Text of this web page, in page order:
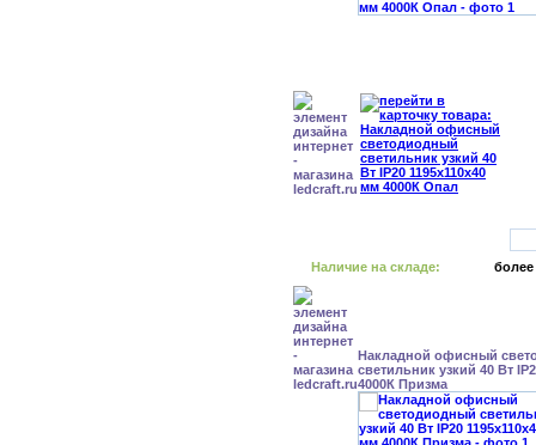
Наличие на складе: более
Накладной офисный
светильник узкий 40 Вт
4000К Призма